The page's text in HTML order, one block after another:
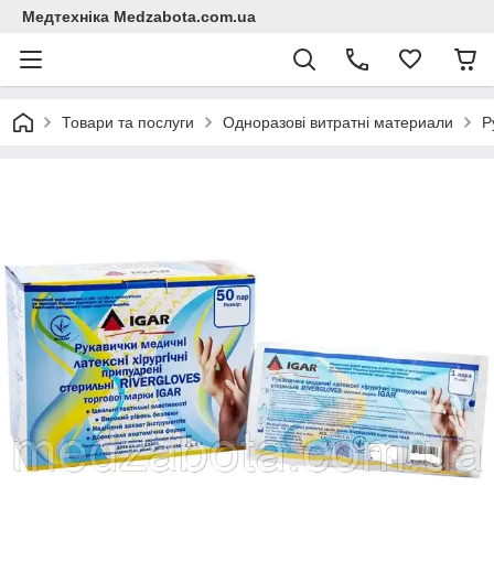
Медтехніка Medzabota.com.ua
Товари та послуги Одноразові витратні материали